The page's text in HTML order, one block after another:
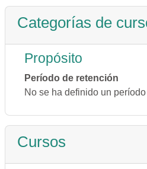
Categorías de
Propósito
Período de retención
No se ha definido un
Cursos